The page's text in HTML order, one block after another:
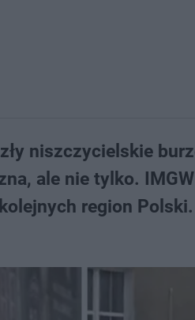
niszczycielskie
ale nie tylko.
region